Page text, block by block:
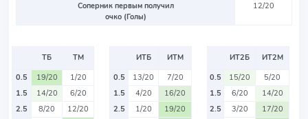
Соперник первым получил
очко (Голы)
12/20
ТБ
ТМ
0.5
19/20
1/20
1.5
14/20
6/20
2.5
8/20
12/20
ИТБ
ИТМ
0.5
13/20
7/20
1.5
4/20
16/20
2.5
1/20
19/20
ИТ2Б
ИТ2М
0.5
15/20
5/20
1.5
6/20
14/20
2.5
3/20
17/20